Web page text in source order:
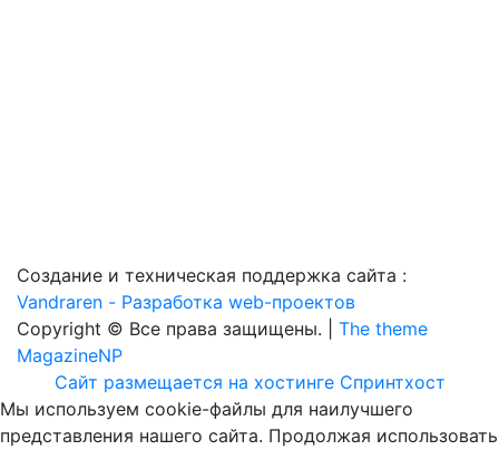
Создание и техническая поддержка сайта :
Vandraren - Разработка web-проектов
Copyright © Все права защищены. | The theme
MagazineNP
Сайт размещается на хостинге Спринтхост
Мы используем cookie-файлы для наилучшего
представления нашего сайта. Продолжая использовать